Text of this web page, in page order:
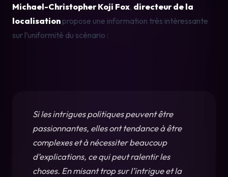
Michael-Christopher Koji Fox, directeur de la
localisation propose une information très intéressante
sur l’uniformité du scénario :
Si les intrigues politiques peuvent être
passionnantes, elles ont tendance à être
complexes et à nécessiter beaucoup
d’explications, ce qui peut ralentir les
choses. En misant trop sur l’intrigue et la